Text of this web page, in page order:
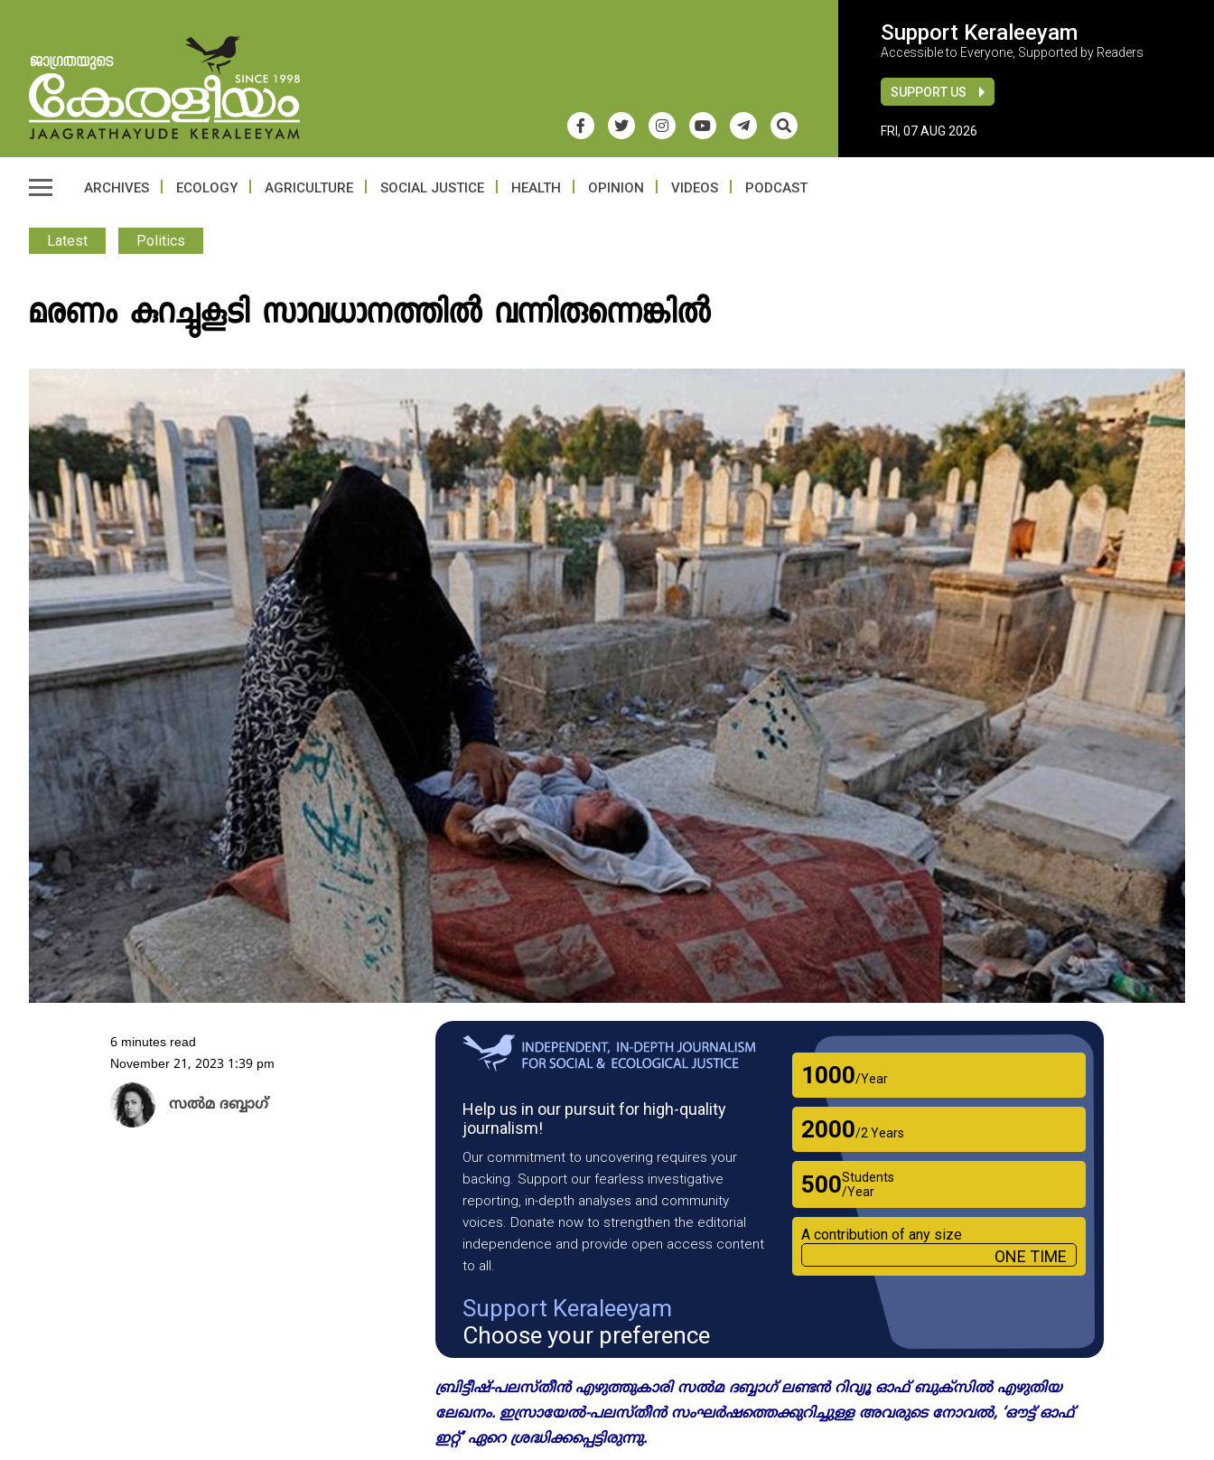
Support Keraleeyam
Accessible to Everyone, Supported by Readers
SUPPORT US
FRI, 07 AUG 2026
ARCHIVES ECOLOGY AGRICULTURE SOCIAL JUSTICE HEALTH OPINION VIDEOS PODCAST
Latest Politics
മരണം കുറച്ചുകൂടി സാവധാനത്തിൽ വന്നിരുന്നെങ്കിൽ
Help us in our pursuit for high-quality
journalism!
Our commitment to uncovering requires your
backing. Support our fearless investigative
reporting, in-depth analyses and community
voices. Donate now to strengthen the editorial
independence and provide open access content
to all.
Support Keraleeyam
Choose your preference
₹1000/Year
₹2000/2 Years
₹500Students
/Year
A contribution of any size
ONE TIME
ബ്രിട്ടീഷ്-പലസ്തീൻ എഴുത്തുകാരി സൽമ ദബ്ബാഗ് ലണ്ടൻ റിവ്യൂ ഓഫ് ബുക്സിൽ എഴുതിയ
ലേഖനം. ഇസ്രായേൽ-പലസ്തീൻ സംഘർഷത്തെക്കുറിച്ചുള്ള അവരുടെ നോവൽ, ‘ഔട്ട് ഓഫ്
ഇറ്റ്’ ഏറെ ശ്രദ്ധിക്കപ്പെട്ടിരുന്നു.
6 minutes read
November 21, 2023 1:39 pm
സൽമ ദബ്ബാഗ്